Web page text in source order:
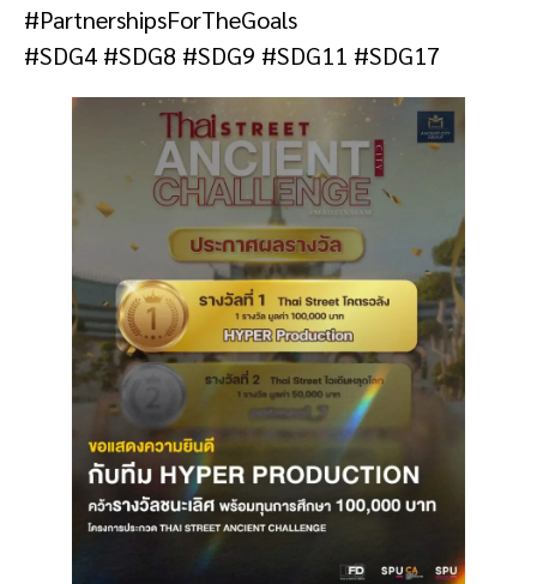
#PartnershipsForTheGoals
#SDG4 #SDG8 #SDG9 #SDG11 #SDG17